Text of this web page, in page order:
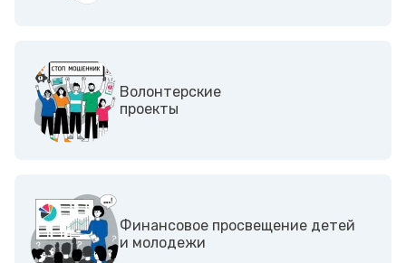
Волонтерские
проекты
Финансовое просвещение детей
и молодежи